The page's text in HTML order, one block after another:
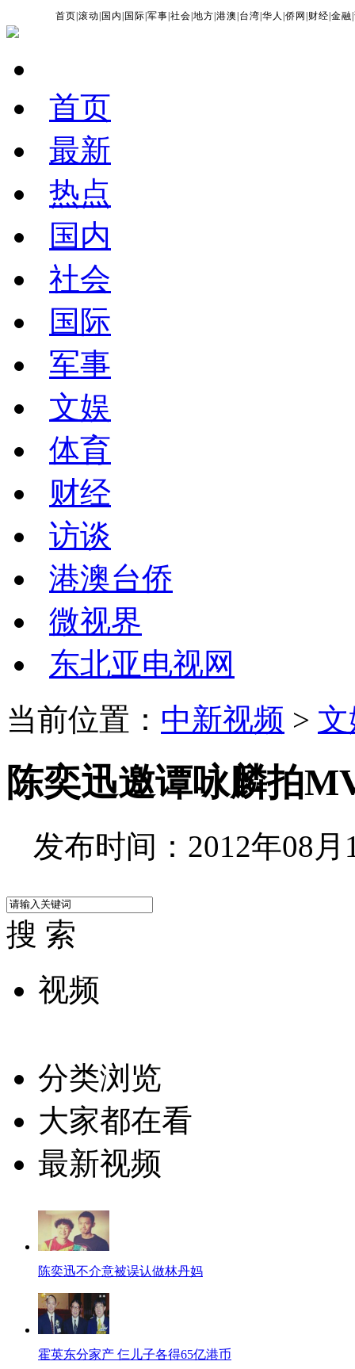
首页 |滚动 国内 国际 |军事 |社会 |地方 |港澳 台湾 |华人 |侨网 财经 |金融 |
首页
最新
热点
国内
社会
国际
军事
文娱
体育
财经
访谈
港澳台侨
微视界
东北亚电视网
当前位置： 中新视频 >
陈奕迅邀谭咏麟拍
发布时间：2012年08月
搜 索
视频
分类浏览
大家都在看
最新视频
陈奕迅不介意被误认做林丹妈
霍英东分家产 仨儿子各得65亿港币